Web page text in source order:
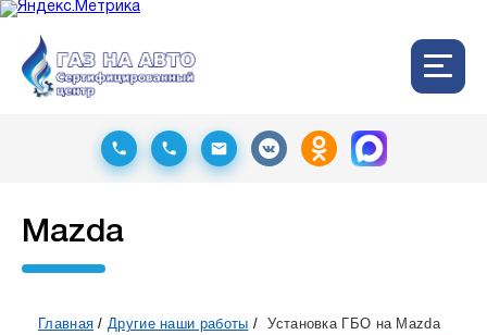
Mazda
Главная /Другие наши работы / Установка ГБО на Mazda